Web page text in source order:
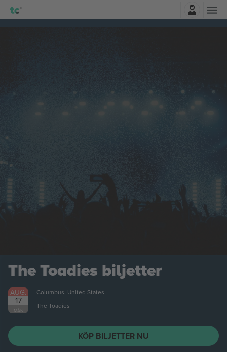
The Toadies biljetter
AUG.
17
MÅN
Columbus, United States
The Toadies
KÖP BILJETTER NU